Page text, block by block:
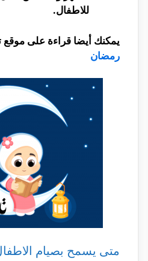
للاطفال.
يمكنك أيضا قراءة على موقع
رمضان
متى يسمح بصيام